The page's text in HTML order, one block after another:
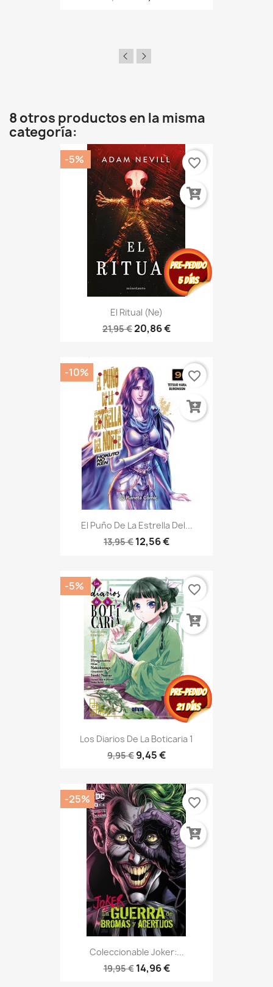
8 otros productos en la misma
categoría:
El Ritual (Ne)
21,95 €20,86 €
-5% favorite_border
El Puño De La Estrella Del...
13,95 € 12,56 €
-10% favorite_border
Los Diarios De La Boticaria 1
9,95 € 9,45 €
-5% favorite_border
Coleccionable Joker:...
19,95 € 14,96 €
-25% favorite_border